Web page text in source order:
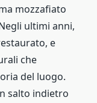
mozzafiato
ultimi anni,
e
che
del luogo.
salto indietro